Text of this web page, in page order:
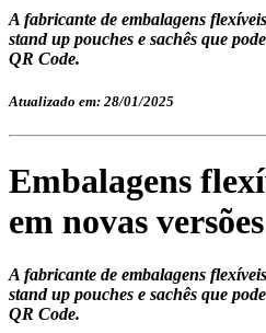
A fabricante de embalagens
stand up pouches e sachês que
QR Code.
Atualizado em: 28/01/2025
Embalagens
em novas versões
A fabricante de embalagens
stand up pouches e sachês que
QR Code.